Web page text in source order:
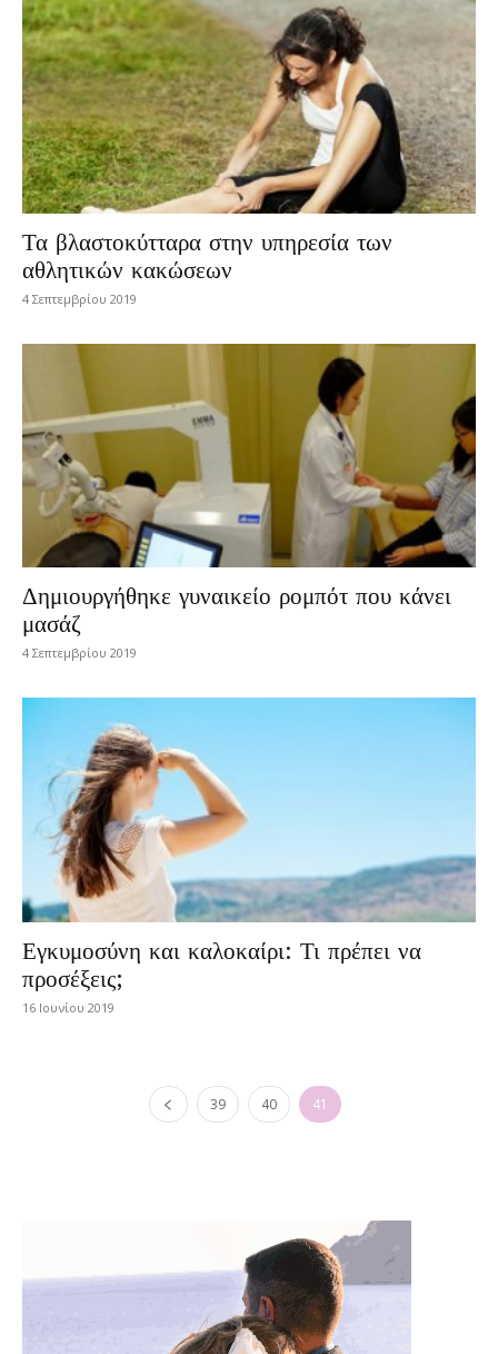
Τα βλαστοκύτταρα στην υπηρεσία των
αθλητικών κακώσεων
4 Σεπτεμβρίου 2019
Δημιουργήθηκε γυναικείο ρομπότ που κάνει
μασάζ
4 Σεπτεμβρίου 2019
Εγκυμοσύνη και καλοκαίρι: Τι πρέπει να
προσέξεις;
16 Ιουνίου 2019
39 40 41